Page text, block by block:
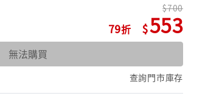
79
700
553
無法購買
查詢門市庫存